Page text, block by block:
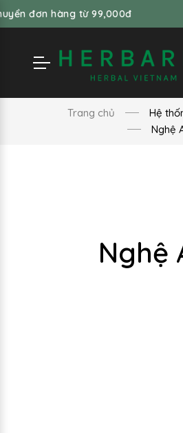
đơn hàng từ 99,000đ
Trang chủ
Hệ
Nghệ
Nghệ